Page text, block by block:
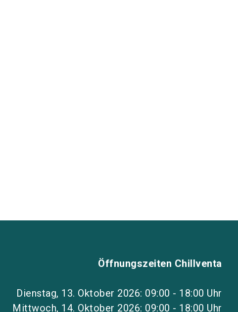
Öffnungszeiten Chillventa
Dienstag, 13. Oktober 2026: 09:00 - 18:00 Uhr
Mittwoch, 14. Oktober 2026: 09:00 - 18:00 Uhr